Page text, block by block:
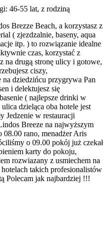
46-55 lat, z rodziną
Brezze Beach, a korzystasz z
( zjezdzalnie, baseny, aqua
itp. ) to rozwiązanie idealne
czas, korzystać z
na drugą stronę ulicy i gotowe,
ciszy,
na dziedzińcu przygrywa Pan
i delektujesz się
( najlepsze drinki w
dzieląca oba hotele jest
Jedzenie w restauracji
Breeze na najwyższym
rano, menadżer Aris
o 09.00 pokój już czekał
karty do pokoju,
rozwiazany z usmiechem na
takich profesionalistów
Polecam jak najbardziej !!!